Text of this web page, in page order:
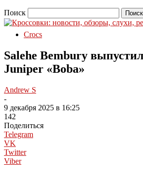
Поиск
Crocs
Salehe Bembury
Juniper «Boba»
Andrew S
-
9 декабря 2025 в 16:25
142
Поделиться
Telegram
VK
Twitter
Viber